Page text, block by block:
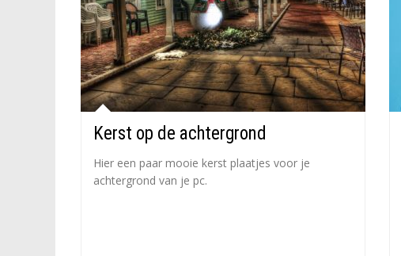
Kerst op de achtergrond
Hier een paar mooie kerst plaatjes voor je
achtergrond van je pc.